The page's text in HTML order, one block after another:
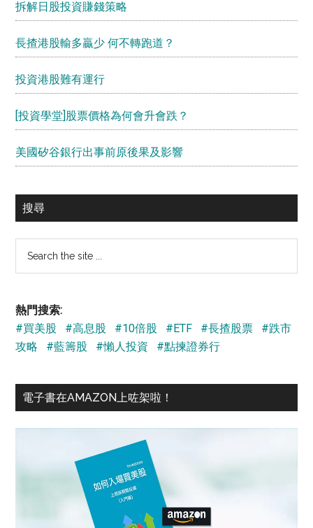
拆解日股投資賺錢策略
長揸港股輸多贏少 何不轉跑道？
投資港股難有運行
[投資學堂]股票價格為何會升會跌？
美國矽谷銀行出事前原後果及影響
搜尋
...
熱門搜索:
#買美股
#高息股 #10倍股 #ETF #長揸股票
#跌市
攻略
#藍籌股 #懶人投資 #點揀證券行
電子書在AMAZON上咗架啦！